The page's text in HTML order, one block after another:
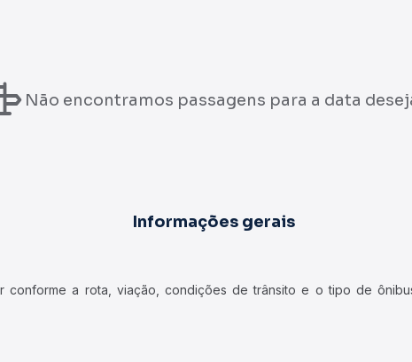
Não encontramos passagens para a data
Informações gerais
a rota, viação, condições de trânsito e o tipo de